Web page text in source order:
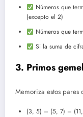
Números que
(excepto el 2)
Números que
Si la suma de
3. Primos
Memoriza estos
(3, 5) – (5, 7) –